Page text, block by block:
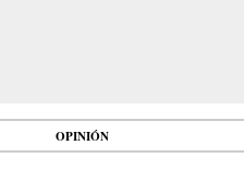
OPINIÓN